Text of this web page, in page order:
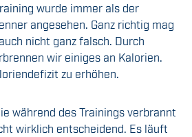
wurde immer als der
angesehen. Ganz richtig mag
nicht ganz falsch. Durch
wir einiges an Kalorien.
zu erhöhen.
während des Trainings verbrannt
wirklich entscheidend. Es läuft